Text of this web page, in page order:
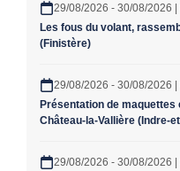
29/08/2026 - 30/08/2026
Les fous du volant,
(Finistère)
29/08/2026 - 30/08/2026
Présentation de maquettes
Château-la-Vallière (Indre-
29/08/2026 - 30/08/2026